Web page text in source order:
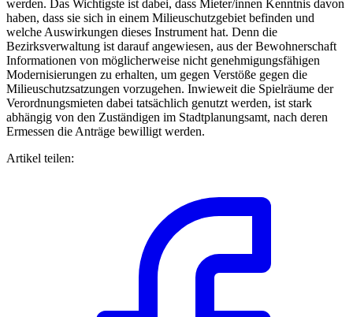
werden. Das Wichtigste ist dabei, dass Mieter/innen Kenntnis davon
haben, dass sie sich in einem Milieuschutzgebiet befinden und
welche Auswirkungen dieses Instrument hat. Denn die
Bezirksverwaltung ist darauf angewiesen, aus der Bewohnerschaft
Informationen von möglicherweise nicht genehmigungsfähigen
Modernisierungen zu erhalten, um gegen Verstöße gegen die
Milieuschutzsatzungen vorzugehen. Inwieweit die Spielräume der
Verordnungsmieten dabei tatsächlich genutzt werden, ist stark
abhängig von den Zuständigen im Stadtplanungsamt, nach deren
Ermessen die Anträge bewilligt werden.
Artikel teilen: